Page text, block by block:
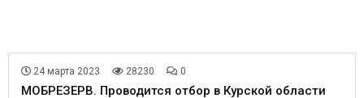
24 марта 2023 28230 0
МОБРЕЗЕРВ. Проводится отбор в Курской области